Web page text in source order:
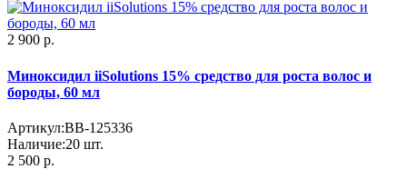
2 900 р.
Миноксидил iiSolutions 15% средство для роста волос и
бороды, 60 мл
Артикул:BB-125336
Наличие:20 шт.
2 500 р.